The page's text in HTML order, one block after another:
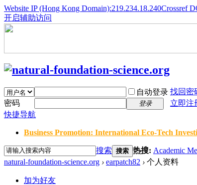
Website IP (Hong Kong Domain):219.234.18.240Crossref
开启辅助访问
自动登录 找回密
密码
登录
立即注
快捷导航
Business Promotion: International Eco-Tech
搜索 搜索 热搜: Academic
natural-foundation-science.org › earpatch82 › 个人资料
加为好友